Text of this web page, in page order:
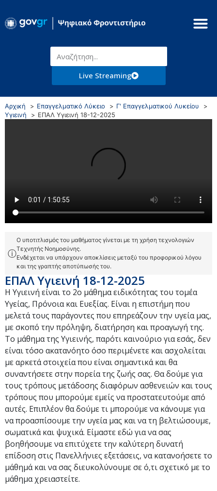
Live Streaming
Αρχική Επαγγελματικό Λύκειο
Γ' Επαγγελματικού Λυκείου
Υγιεινή
ΕΠΑΛ Υγιεινή 18-12-2025
ⓘ
Ο υποτιτλισμός του μαθήματος γίνεται με τη χρήση τεχνολογιών
Τεχνητής Νοημοσύνης.
Ενδέχεται να υπάρχουν αποκλίσεις μεταξύ του προφορικού λόγου
και της γραπτής αποτύπωσής του.
ΕΠΑΛ Υγιεινή 18-12-2025
Η Υγιεινή είναι το 2ο μάθημα ειδικότητας του τομέα
Υγείας, Πρόνοια και Ευεξίας. Είναι η επιστήμη που
μελετά τους παράγοντες που επηρεάζουν την υγεία μας,
με σκοπό την πρόληψη, διατήρηση και προαγωγή της.
Το μάθημα της Υγιεινής, παρότι καινούριο για εσάς, δεν
είναι τόσο ακατανόητο όσο περιμένετε και ασχολείται
με αρκετά στοιχεία που είναι σημαντικά και θα
συναντήσετε στην πορεία της ζωής σας. Θα δούμε για
τους τρόπους μετάδοσης διαφόρων ασθενειών και τους
τρόπους που μπορούμε εμείς να προστατευτούμε από
αυτές. Επιπλέον θα δούμε τι μπορούμε να κάνουμε για
να προασπίσουμε την υγεία μας και να τη βελτιώσουμε,
σωματικά και ψυχικά. Είμαστε εδώ για να σας
βοηθήσουμε να επιτύχετε την καλύτερη δυνατή
επίδοση στις Πανελλήνιες εξετάσεις, να κατανοήσετε το
μάθημά και να σας διευκολύνουμε σε ό,τι σχετικό με το
μάθημα χρειαστείτε.